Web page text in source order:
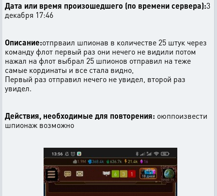
Дата или время произошедшего (по времени сервера):3
декабря 17:46
Описание:отпрваил шпионав в количестве 25 штук через
команду флот первый раз они нечего не видили потом
нажал на флот выбрал 25 шпионов отправил на теже
самые кординаты и все стала видно,
Первый раз отправил нечего не увидел, второй раз
увидел.
Действия, необходимые для повторения: оюппоизвести
шпионаж возможно